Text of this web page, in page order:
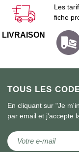
TOUS LES
En cliquant sur "Je
par email et j'accepte
Inscription à notre lettre
LIVRAISON
Les
fiche